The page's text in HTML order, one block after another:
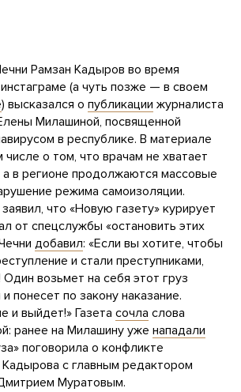
Рамзан Кадыров во время
(а чуть позже — в своем
) высказался о публикации журналиста
Милашиной, посвященной
в республике. В материале
числе о том, что врачам не хватает
в регионе продолжаются массовые
режима самоизоляции.
что «Новую газету» курирует
от спецслужбы «остановить этих
добавил: «Если вы хотите, чтобы
и стали преступниками,
Один возьмет на себя этот груз
понесет по закону наказание.
и выйдет!» Газета сочла слова
ранее на Милашину уже нападали
поговорила о конфликте
с главным редактором
Муратовым.